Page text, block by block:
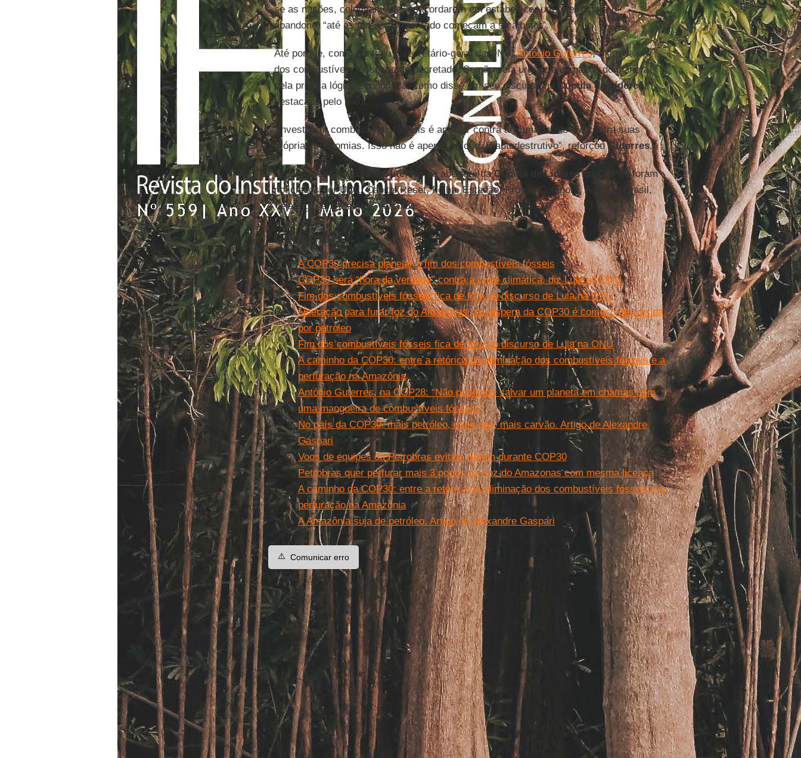
se as nações, coletivamente, concordarem em estabelecer um roteiro para o
abandono, “até as forças de mercado começam a se ajustar”.
Até porque, como pontuou o secretário-geral da ONU,António Guterres, o fim da era
dos combustíveis fósseis está decretado. Se não pela urgência climática do planeta,
pela própria lógica econômica, como disse em seu discurso na Cúpula de Líderes,
destacado pelo Valor.
“Investir em combustíveis fósseis é apostar contra a Humanidade – e contra suas
próprias economias. Isso não é apenas míope. É autodestrutivo”, reforçouGuterres.
Os discursos deLula Guterresna abertura daCúpula de Líderes da COP30foram
noticiados por UOL, Capital Reset, Folha, Estadão, Projeto Colabora, Agência Brasil,
Veja e g1, entre outros veículos.
Leia mais
A COP30 precisa planejar o fim dos combustíveis fósseis
COP30 será “hora da verdade” contra a crise climática, diz Lula na ONU
Fim dos combustíveis fósseis fica de fora do discurso de Lula na ONU
Liberação para furar foz do Amazonas na véspera da COP30 é começo de corrida
por petróleo
Fim dos combustíveis fósseis fica de fora do discurso de Lula na ONU
A caminho da COP30: entre a retórica da eliminação dos combustíveis fósseis e a
perfuração na Amazônia
António Guterres, na COP28: “Não podemos salvar um planeta em chamas com
uma mangueira de combustíveis fósseis”
No país da COP30, mais petróleo, mais gás, mais carvão. Artigo de Alexandre
Gaspari
Voos de equipes da Petrobras evitam Belém durante COP30
Petrobras quer perfurar mais 3 poços na Foz do Amazonas com mesma licença
A caminho da COP30: entre a retórica da eliminação dos combustíveis fósseis e a
perfuração na Amazônia
A Amazônia suja de petróleo. Artigo de Alexandre Gaspari
⚠️ Comunicar erro